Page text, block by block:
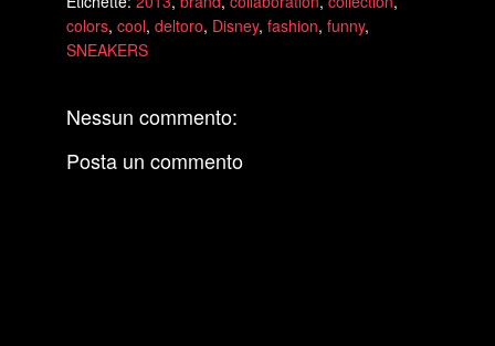
colors, cool, deltoro, Disney, fashion, funny,
SNEAKERS
Nessun commento:
Posta un commento